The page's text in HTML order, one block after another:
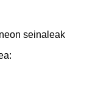
seinaleak